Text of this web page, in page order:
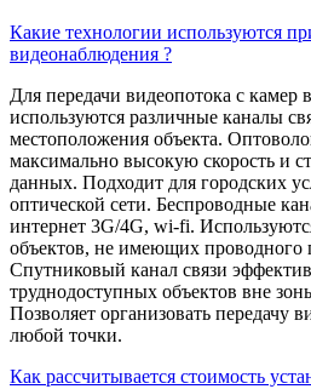
Какие технологии используются
видеонаблюдения ?
Для передачи видеопотока с камер
используются различные каналы
местоположения объекта.
максимально высокую скорость и
данных. Подходит для городских
оптической сети. Беспроводные
интернет 3G/4G, wi-fi.
объектов, не имеющих проводного
Спутниковый канал связи
труднодоступных объектов вне
Позволяет организовать передачу
любой точки.
Как рассчитывается стоимость